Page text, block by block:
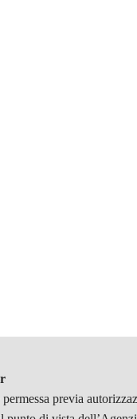
previa